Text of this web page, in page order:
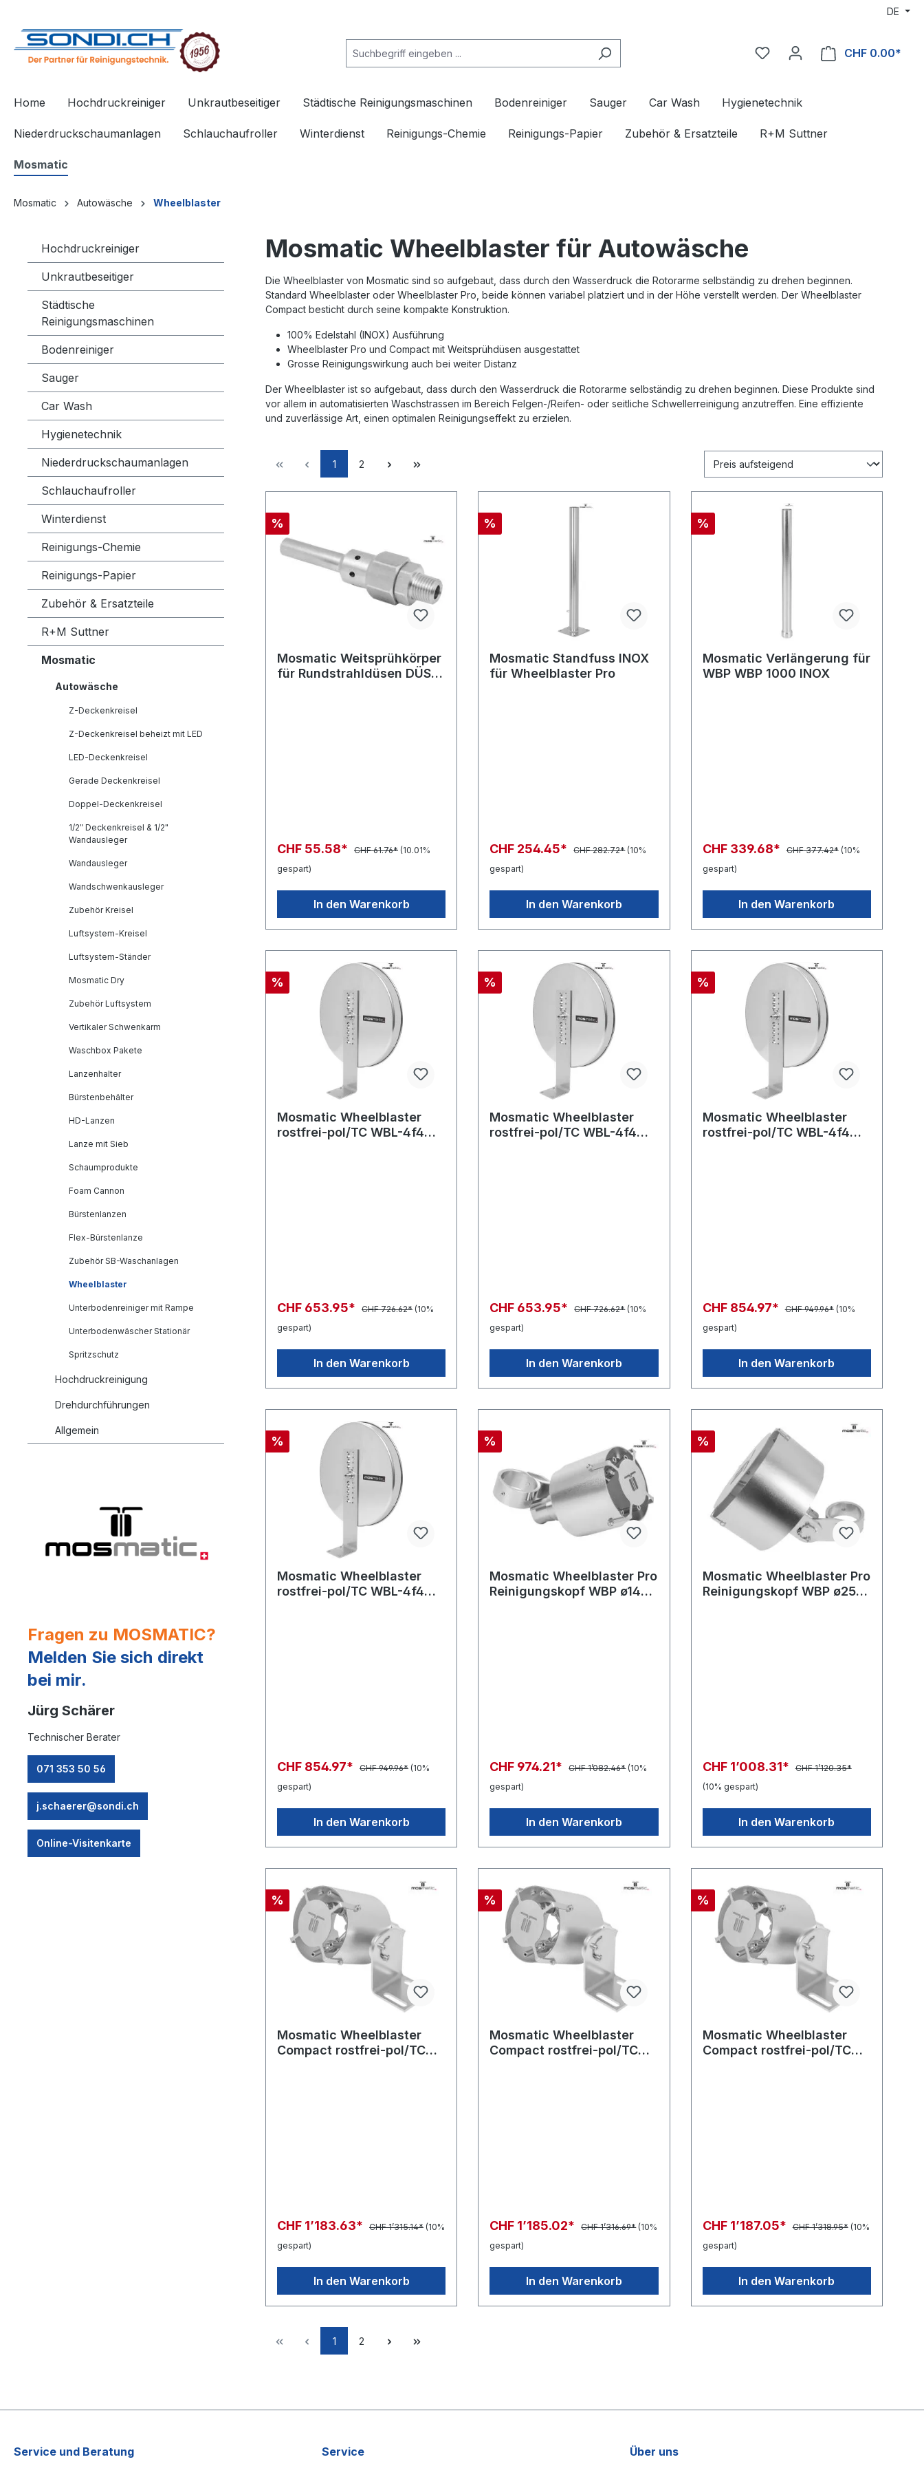
DE
CHF 0.00*
Home Hochdruckreiniger Unkrautbeseitiger Städtische Reinigungsmaschinen Bodenreiniger Sauger Car Wash Hygienetechnik
Niederdruckschaumanlagen Schlauchaufroller Winterdienst Reinigungs-Chemie Reinigungs-Papier Zubehör & Ersatzteile R+M Suttner
Mosmatic
Mosmatic Autowäsche Wheelblaster
Hochdruckreiniger
Unkrautbeseitiger
Städtische
Reinigungsmaschinen
Bodenreiniger
Sauger
Car Wash
Hygienetechnik
Niederdruckschaumanlagen
Schlauchaufroller
Winterdienst
Reinigungs-Chemie
Reinigungs-Papier
Zubehör & Ersatzteile
R+M Suttner
Mosmatic
Autowäsche
Z-Deckenkreisel
Z-Deckenkreisel beheizt mit LED
LED-Deckenkreisel
Gerade Deckenkreisel
Doppel-Deckenkreisel
1/2″ Deckenkreisel & 1/2"
Wandausleger
Wandausleger
Wandschwenkausleger
Zubehör Kreisel
Luftsystem-Kreisel
Luftsystem-Ständer
Mosmatic Dry
Zubehör Luftsystem
Vertikaler Schwenkarm
Waschbox Pakete
Lanzenhalter
Bürstenbehälter
HD-Lanzen
Lanze mit Sieb
Schaumprodukte
Foam Cannon
Bürstenlanzen
Flex-Bürstenlanze
Zubehör SB-Waschanlagen
Wheelblaster
Unterbodenreiniger mit Rampe
Unterbodenwäscher Stationär
Spritzschutz
Hochdruckreinigung
Drehdurchführungen
Allgemein
Fragen zu MOSMATIC?
Melden Sie sich direkt
bei mir.
Jürg Schärer
Technischer Berater
071 353 50 56
j.schaerer@sondi.ch
Online-Visitenkarte
Mosmatic Wheelblaster für Autowäsche
Die Wheelblaster von Mosmatic sind so aufgebaut, dass durch den Wasserdruck die Rotorarme selbständig zu drehen beginnen.
Standard Wheelblaster oder Wheelblaster Pro, beide können variabel platziert und in der Höhe verstellt werden. Der Wheelblaster
Compact besticht durch seine kompakte Konstruktion.
100% Edelstahl (INOX) Ausführung
Wheelblaster Pro und Compact mit Weitsprühdüsen ausgestattet
Grosse Reinigungswirkung auch bei weiter Distanz
Der Wheelblaster ist so aufgebaut, dass durch den Wasserdruck die Rotorarme selbständig zu drehen beginnen. Diese Produkte sind
vor allem in automatisierten Waschstrassen im Bereich Felgen-/Reifen- oder seitliche Schwellerreinigung anzutreffen. Eine effiziente
und zuverlässige Art, einen optimalen Reinigungseffekt zu erzielen.
1 2
%
Mosmatic Weitsprühkörper
für Rundstrahldüsen DÜS-
CHF 55.58* CHF 61.76* (10.01%
gespart)
In den Warenkorb
%
Mosmatic Standfuss INOX
für Wheelblaster Pro
CHF 254.45* CHF 282.72* (10%
gespart)
In den Warenkorb
%
Mosmatic Verlängerung für
WBP WBP 1000 INOX
CHF 339.68* CHF 377.42* (10%
gespart)
In den Warenkorb
%
Mosmatic Wheelblaster
rostfrei-pol/TC WBL-4f4
CHF 653.95* CHF 726.62* (10%
gespart)
In den Warenkorb
%
Mosmatic Wheelblaster
rostfrei-pol/TC WBL-4f4
CHF 653.95* CHF 726.62* (10%
gespart)
In den Warenkorb
%
Mosmatic Wheelblaster
rostfrei-pol/TC WBL-4f4
CHF 854.97* CHF 949.96* (10%
gespart)
In den Warenkorb
%
Mosmatic Wheelblaster
rostfrei-pol/TC WBL-4f4
CHF 854.97* CHF 949.96* (10%
gespart)
In den Warenkorb
%
Mosmatic Wheelblaster Pro
Reinigungskopf WBP ø140
CHF 974.21* CHF 1’082.46* (10%
gespart)
In den Warenkorb
%
Mosmatic Wheelblaster Pro
Reinigungskopf WBP ø250,
CHF 1’008.31*
CHF 1’120.35*
(10% gespart)
In den Warenkorb
%
Mosmatic Wheelblaster
Compact rostfrei-pol/TC
CHF 1’183.63* CHF 1’315.14* (10%
gespart)
In den Warenkorb
%
Mosmatic Wheelblaster
Compact rostfrei-pol/TC
CHF 1’185.02* CHF 1’316.69* (10%
gespart)
In den Warenkorb
%
Mosmatic Wheelblaster
Compact rostfrei-pol/TC
CHF 1’187.05* CHF 1’318.95* (10%
gespart)
In den Warenkorb
1 2
Service und Beratung Service Über uns